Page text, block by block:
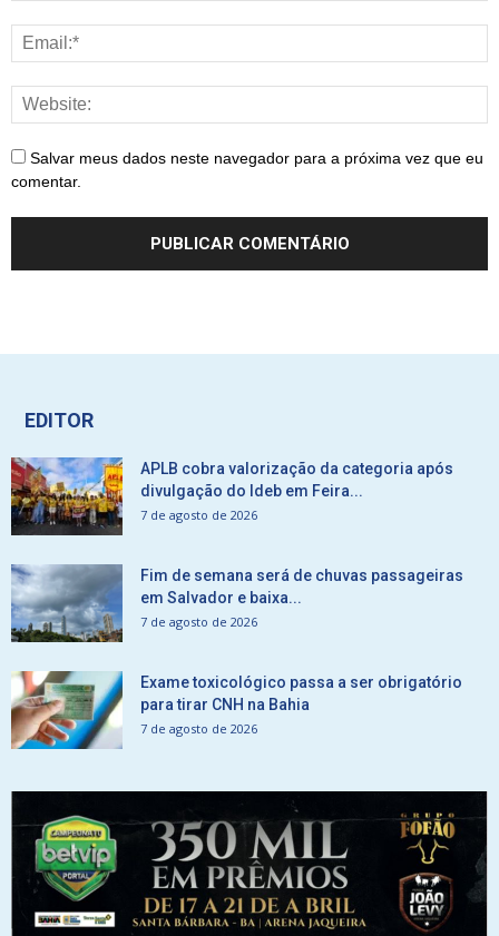
Salvar meus dados neste navegador para a próxima vez que eu
comentar.
EDITOR
APLB cobra valorização da categoria após
divulgação do Ideb em Feira...
7 de agosto de 2026
Fim de semana será de chuvas passageiras
em Salvador e baixa...
7 de agosto de 2026
Exame toxicológico passa a ser obrigatório
para tirar CNH na Bahia
7 de agosto de 2026